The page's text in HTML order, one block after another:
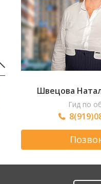
Швецова
Гид по